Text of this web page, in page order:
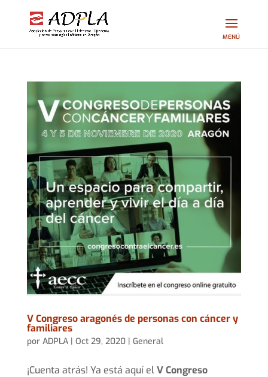
V Congreso aragonés de personas con cáncer y
familiares
por ADPLA| Oct 29, 2020| General
¡Cuenta atrás! Ya está aquí elV Congreso